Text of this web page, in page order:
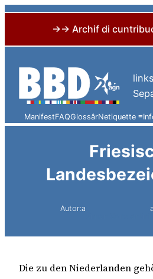
→→ Archif di
content
ManifestFAQGlossârNetiquette ≡
Autor:a
Die zu den Niederlanden